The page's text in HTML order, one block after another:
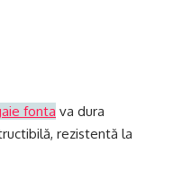
fonta va dura
rezistentă la